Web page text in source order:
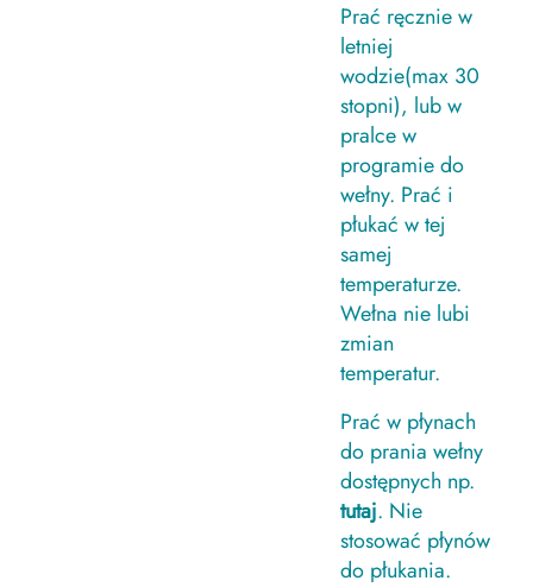
Prać ręcznie w
letniej
wodzie(max 30
stopni), lub w
pralce w
programie do
wełny. Prać i
płukać w tej
samej
temperaturze.
Wełna nie lubi
zmian
temperatur.
Prać w płynach
do prania wełny
dostępnych np.
tutaj. Nie
stosować płynów
do płukania.